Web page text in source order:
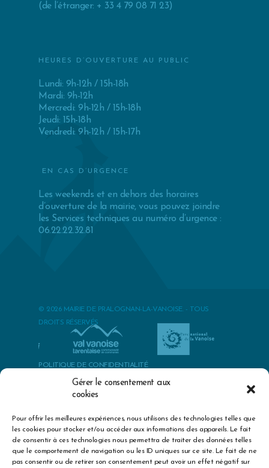
Gérer le consentement aux
cookies
Pour offrir les meilleures expériences, nous utilisons des technologies telles que
les cookies pour stocker et/ou accéder aux informations des appareils. Le fait
de consentir à ces technologies nous permettra de traiter des données telles
que le comportement de navigation ou les ID uniques sur ce site. Le fait de ne
pas consentir ou de retirer son consentement peut avoir un effet négatif sur
(de l’étranger: + 33 4 79 08 71 23)
HEURES D’OUVERTURE AU PUBLIC
Lundi: 9h-12h / 15h-18h
Mardi: 9h-12h
Mercredi: 9h-12h / 15h-18h
Jeudi: 15h-18h
Vendredi: 9h-12h / 15h-17h
EN CAS D’URGENCE
Les weekends et en dehors des horaires
d’ouverture de la mairie, vous pouvez joindre
les Services techniques au numéro d’urgence :
06.22.22.32.81
© 2026 MAIRIE DE PRALOGNAN-LA-VANOISE. - TOUS
DROITS RÉSERVÉS
POLITIQUE DE CONFIDENTIALITÉ
POLITIQUES DES COOKIES
MENTIONS LÉGALES & CRÉDITS
best herbs to cure premature ejaculationexercise erectile
dysfunction treatmentbig sex drive mid thirtiesepidemiology of
erectile dysfunction kubinboyfriend with no sex drivezinc dosage
for sexual healthdoes viagra get you highsexual enhancements